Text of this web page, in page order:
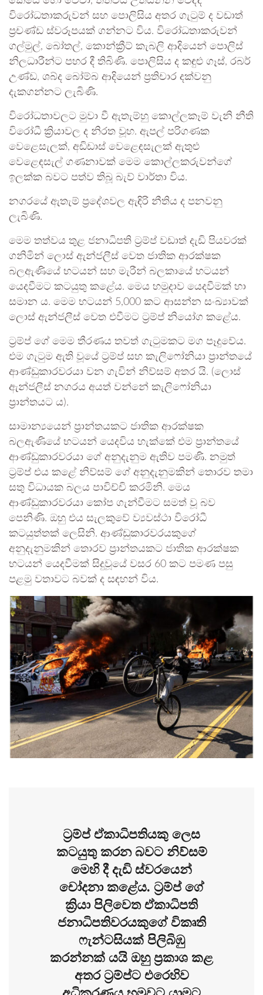
විරෝධතාකරුවන් සහ පොලිසිය අතර ගැටුම් ද වඩාත්
ප්‍රචණ්ඩ ස්වරූපයක් ගන්නට විය. විරෝධතාකරුවන්
ගල්මුල්, බෝතල්, කොන්ක්‍රීට් කැබලි ආදියෙන් පොලිස්
නිලධාරීන්ට පහර දී තිබිණි. පොලිසිය ද කඳුළු ගෑස්, රබර්
උණ්ඩ, ශබ්ද බෝම්බ ආදියෙන් ප්‍රතිචාර දක්වනු
දැකගන්නට ලැබිණි.
විරෝධතාවලට මුවා වී ඇතැම්හු කොල්ලකෑම් වැනි නීති
විරෝධී ක්‍රියාවල ද නිරත වූහ. ඇපල් පරිගණක
වෙළෙසැලක්, අඩිඩාස් වෙළෙඳසැලක් ඇතුළු
වෙළෙඳසැල් ගණනාවක් මෙම කොල්ලකරුවන්ගේ
ඉලක්ක බවට පත්ව තිබූ බැව් වාර්තා විය.
නගරයේ ඇතැම් ප්‍රදේශවල ඇඳිරි නීතිය ද පනවනු
ලැබිණි.
මෙම තත්වය තුළ ජනාධිපති ට්‍රම්ප් වඩාත් දැඩි පියවරක්
ගනිමින් ලොස් ඇන්ජලීස් වෙත ජාතික ආරක්ෂක
බලඇණියේ භටයන් සහ මැරීන් බලකායේ භටයන්
යෙදවීමට කටයුතු කළේය. මෙය හමුදාව යෙදවීමක් හා
සමාන ය. මෙම භටයන් 5,000 කට ආසන්න සංඛ්‍යාවක්
ලොස් ඇන්ජලීස් වෙත එවීමට ට්‍රම්ප් නියෝග කළේය.
ට්‍රම්ප් ගේ මෙම තීරණය තවත් ගැටුමකට මග පෑදුවේය.
එම ගැටුම ඇති වූයේ ට්‍රම්ප් සහ කැලිෆෝනියා ප්‍රාන්තයේ
ආණ්ඩුකාරවරයා වන ගැවින් නිව්සම් අතර යි. (ලොස්
ඇන්ජලීස් නගරය අයත් වන්නේ කැලිෆෝනියා
ප්‍රාන්තයට ය).
සාමාන්‍යයෙන් ප්‍රාන්තයකට ජාතික ආරක්ෂක
බලඇණියේ භටයන් යෙදවිය හැක්කේ එම ප්‍රාන්තයේ
ආණ්ඩුකාරවරයා ගේ අනුදැනුම ඇතිව පමණි. නමුත්
ට්‍රම්ප් එය කළේ නිව්සම් ගේ අනුදැනුමකින් තොරව තමා
සතු විධායක බලය පාවිච්චි කරමිනි. මෙය
ආණ්ඩුකාරවරයා කෝප ගැන්වීමට සමත් වූ බව
පෙනිණි. ඔහු එය සැලකුවේ ව්‍යවස්ථා විරෝධී
කටයුත්තක් ලෙසිනි. ආණ්ඩුකාරවරයකුගේ
අනුදැනුමකින් තොරව ප්‍රාන්තයකට ජාතික ආරක්ෂක
භටයන් යෙදවීමක් සිදුවූයේ වසර 60 කට පමණ පසු
පළමු වතාවට බවක් ද සඳහන් විය.
ට්‍රම්ප් ඒකාධිපතියකු ලෙස
කටයුතු කරන බවට නිව්සම්
මෙහි දී දැඩි ස්වරයෙන්
චෝදනා කළේය. ට්‍රම්ප් ගේ
ක්‍රියා පිලිවෙත ඒකාධිපති
ජනාධිපතිවරයකුගේ විකෘති
ෆැන්ටසියක් පිලිබිඹු
කරන්නක් යයි ඔහු ප්‍රකාශ කළ
අතර ට්‍රම්ප්ට එරෙහිව